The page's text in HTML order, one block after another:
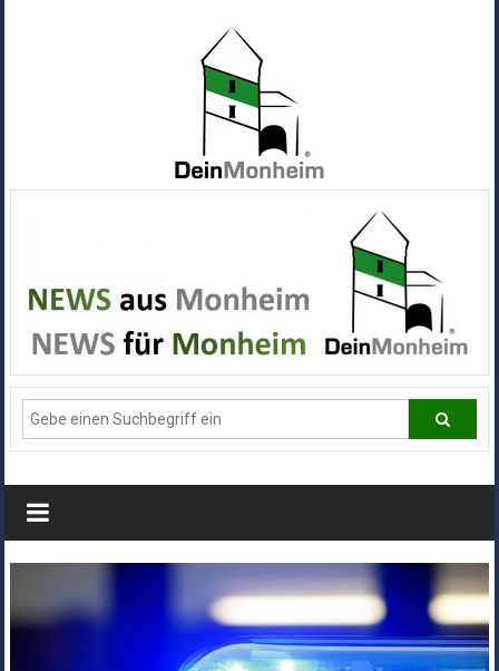
Alle
News
aus
Deiner
Stadt
Monheim